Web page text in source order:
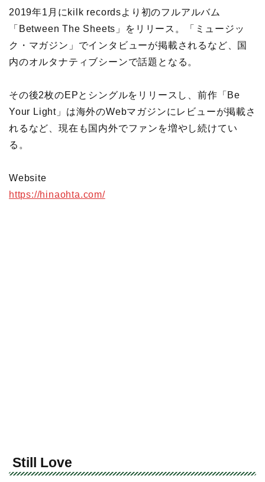
2019年1月にkilk recordsより初のフルアルバム
「Between The Sheets」をリリース。「ミュージッ
ク・マガジン」でインタビューが掲載されるなど、国
内のオルタナティブシーンで話題となる。
その後2枚のEPとシングルをリリースし、前作「Be
Your Light」は海外のWebマガジンにレビューが掲載さ
れるなど、現在も国内外でファンを増やし続けてい
る。
Website
https://hinaohta.com/
Still Love